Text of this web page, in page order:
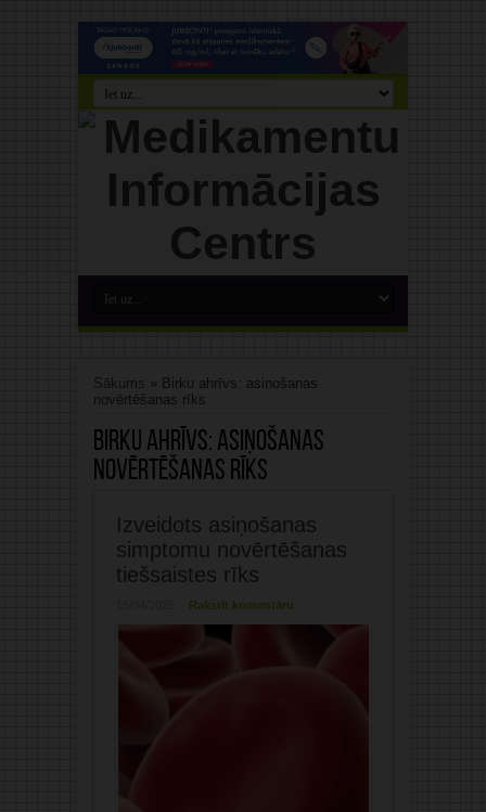
Sākums » Birku ahrīvs: asiņošanas
novērtēšanas rīks
Birku ahrīvs: asiņošanas
novērtēšanas rīks
Izveidots asiņošanas
simptomu novērtēšanas
tiešsaistes rīks
Rakstīt komentāru